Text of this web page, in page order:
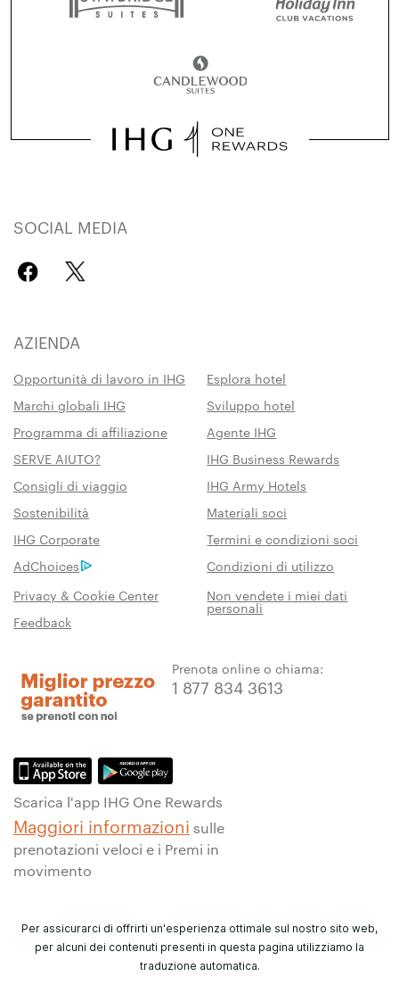
SOCIAL MEDIA
AZIENDA
Opportunità di lavoro in IHG
Esplora hotel
Marchi globali IHG
Sviluppo hotel
Programma di affiliazione
Agente IHG
SERVE AIUTO?
IHG Business Rewards
Consigli di viaggio
IHG Army Hotels
Sostenibilità
Materiali soci
IHG Corporate
Termini e condizioni soci
AdChoices
Condizioni di utilizzo
Privacy & Cookie Center
Non vendete i miei dati
personali
Feedback
Prenota online o chiama:
1 877 834 3613
Scarica l'app IHG One Rewards
Maggiori informazioni sulle
prenotazioni veloci e i Premi in
movimento
Per assicurarci di offrirti un'esperienza ottimale sul nostro sito web,
per alcuni dei contenuti presenti in questa pagina utilizziamo la
traduzione automatica.